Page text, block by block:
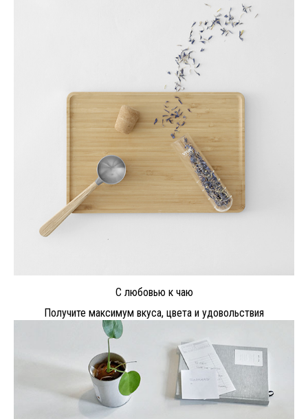
С любовью к чаю
Получите максимум вкуса, цвета и удовольствия